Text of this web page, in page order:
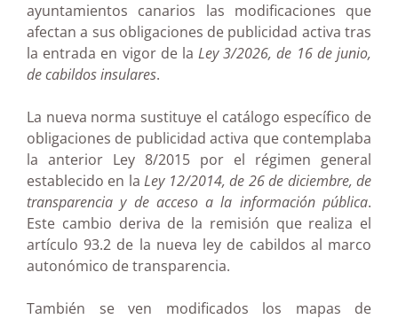
ayuntamientos canarios las modificaciones que
afectan a sus obligaciones de publicidad activa tras
la entrada en vigor de laLey 3/2026, de 16 de junio,
de cabildos insulares.
La nueva norma sustituye el catálogo específico de
obligaciones de publicidad activa que contemplaba
la anterior Ley 8/2015 por el régimen general
establecido en laLey 12/2014, de 26 de diciembre, de
transparencia y de acceso a la información pública.
Este cambio deriva de la remisión que realiza el
artículo 93.2 de la nueva ley de cabildos al marco
autonómico de transparencia.
También se ven modificados los mapas de